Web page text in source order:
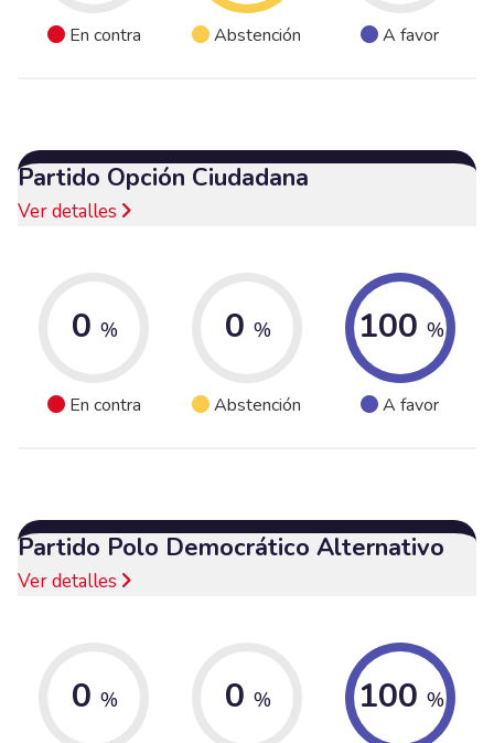
En contra Abstención A favor
Partido Opción Ciudadana
Ver detalles
0 %
En contra
0 %
Abstención
100 %
A favor
Partido Polo Democrático Alternativo
Ver detalles
0 % 0 % 100 %